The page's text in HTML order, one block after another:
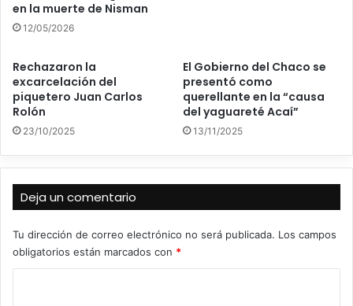
en la muerte de Nisman
12/05/2026
Rechazaron la
excarcelación del
piquetero Juan Carlos
Rolón
23/10/2025
El Gobierno del Chaco se
presentó como
querellante en la “causa
del yaguareté Acaí”
13/11/2025
Deja un comentario
Tu dirección de correo electrónico no será publicada. Los campos
obligatorios están marcados con *